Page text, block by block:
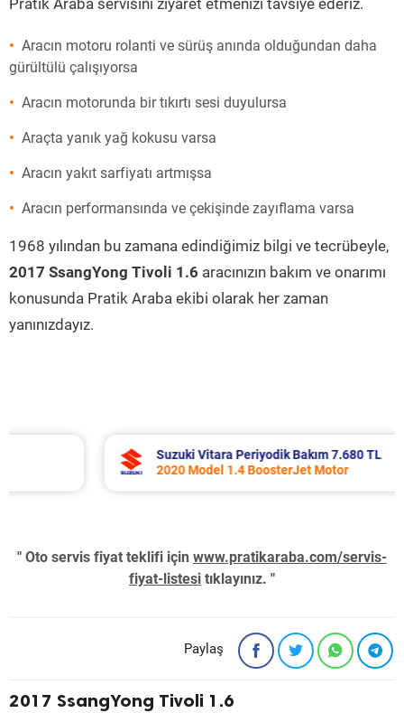
Pratik Araba servisini ziyaret etmenizi tavsiye ederiz.
Aracın motoru rolanti ve sürüş anında olduğundan daha
gürültülü çalışıyorsa
Aracın motorunda bir tıkırtı sesi duyulursa
Araçta yanık yağ kokusu varsa
Aracın yakıt sarfiyatı artmışsa
Aracın performansında ve çekişinde zayıflama varsa
1968 yılından bu zamana edindiğimiz bilgi ve tecrübeyle,
2017 SsangYong Tivoli 1.6 aracınızın bakım ve onarımı
konusunda Pratik Araba ekibi olarak her zaman
yanınızdayız.
Suzuki Vitara Periyodik Bakım 7.680 TL
2020 Model 1.4 BoosterJet Motor
" Oto servis fiyat teklifi için www.pratikaraba.com/servis-
fiyat-listesi tıklayınız. "
Paylaş
2017 SsangYong Tivoli 1.6